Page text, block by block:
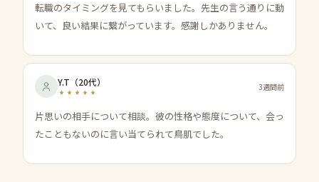
転職のタイミングを見てもらいました。先生の言う通りに動
いて、良い結果に繋がっています。感謝しかありません。
Y.T （20代） 3週間前
片思いの相手について相談。彼の性格や態度について、会っ
たこともないのに言い当てられて鳥肌でした。